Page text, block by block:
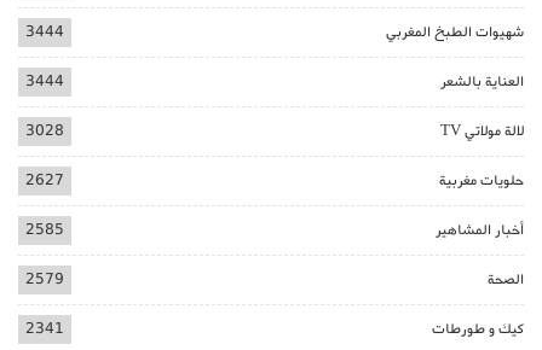
شهيوات الطبخ المغربي 3444
العناية بالشعر 3444
لالة مولاتي TV 3028
حلويات مغربية 2627
أخبار المشاهير 2585
الصحة 2579
كيك و طورطات 2341